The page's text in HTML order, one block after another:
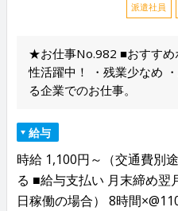
派遣社員
★お仕事No.982 ■おすすめ
性活躍中！ ・残業少なめ
る企業でのお仕事。
給与
時給 1,100円～（交通費別
る ■給与支払い 月末締め
日稼働の場合） 8時間